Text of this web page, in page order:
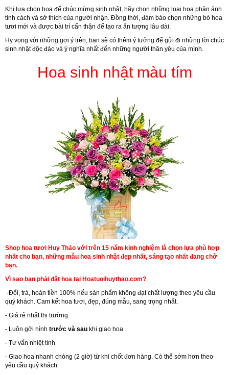
Khi lựa chọn hoa để chúc mừng sinh nhật, hãy chọn những loại hoa phản ánh
tính cách và sở thích của người nhận. Đồng thời, đảm bảo chọn những bó hoa
tươi mới và được bài trí cẩn thận để tạo ra ấn tượng lâu dài.
Hy vọng với những gợi ý trên, bạn sẽ có thêm ý tưởng để gửi đi những lời chúc
sinh nhật độc đáo và ý nghĩa nhất đến những người thân yêu của mình.
Hoa sinh nhật màu tím
Shop hoa tươi Huy Thảo với trên 15 năm kinh nghiệm là chọn lựa phù hợp
nhất cho bạn, những mẫu hoa sinh nhật đẹp nhất, sáng tạo nhất đang chờ
bạn.
Vì sao bạn phải đặt hoa tại Hoatuoihuythao.com?
-Đổi, trả, hoàn tiền 100% nếu sản phẩm không đạt chất lượng theo yêu cầu
quý khách. Cam kết hoa tươi, đẹp, đúng mẫu, sang trọng nhất.
- Giá rẻ nhất thị trường
- Luôn gởi hình trước và sau khi giao hoa
- Tư vấn nhiệt tình
- Giao hoa nhanh chóng (2 giờ) từ khi chốt đơn hàng. Có thể sớm hơn theo
yêu cầu quý khách